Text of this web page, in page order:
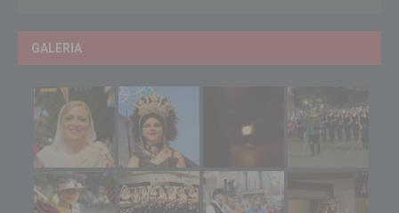
GALERIA